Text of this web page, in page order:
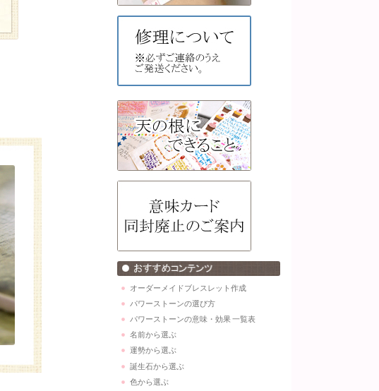
オーダーメイドブレスレット作成
パワーストーンの選び方
パワーストーンの意味・効果 一覧表
名前から選ぶ
運勢から選ぶ
誕生石から選ぶ
色から選ぶ